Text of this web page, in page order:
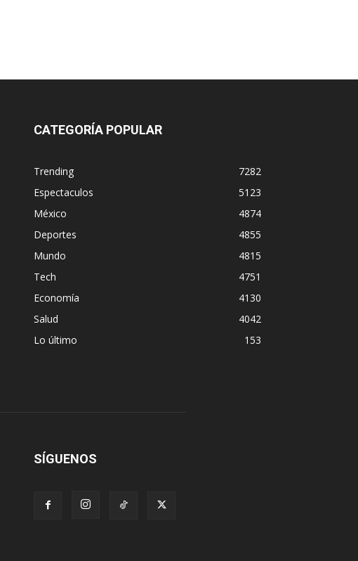
CATEGORÍA POPULAR
Trending
7282
Espectaculos
5123
México
4874
Deportes
4855
Mundo
4815
Tech
4751
Economía
4130
Salud
4042
Lo último
153
SÍGUENOS